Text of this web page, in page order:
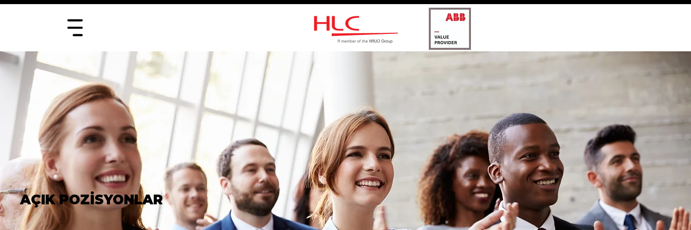
AÇIK POZİSYONLAR